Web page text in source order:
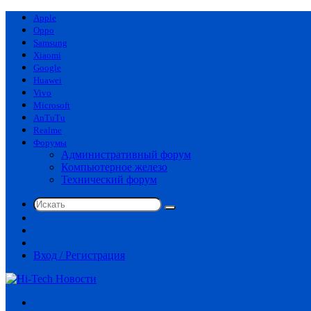
Apple
Oppo
Samsung
Xiaomi
Google
Huawei
Vivo
Microsoft
AnTuTu
Realme
Форумы
Административный форум
Компьютерное железо
Технический форум
Искать
статья
Вход / Регистрация